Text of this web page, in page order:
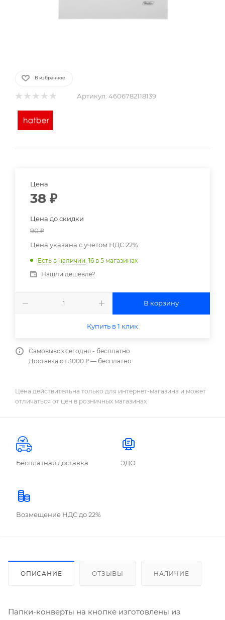
В избранное
Артикул: 4606782118139
Цена
38 ₽
Цена до скидки
90₽
Цена указана с учетом НДС 22%
Есть в наличии: 16 в 5 магазинах
Нашли дешевле?
В корзину
Купить в 1 клик
Самовывоз сегодня - бесплатно
Доставка от 3000 ₽ — бесплатно
Цена действительна только для интернет-магазина и может
отличаться от цен в розничных магазинах
Бесплатная доставка ЭДО
Возмещение НДС до 22%
ОПИСАНИЕ ОТЗЫВЫ НАЛИЧИЕ
Папки-конверты на кнопке изготовлены из